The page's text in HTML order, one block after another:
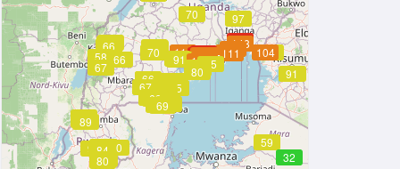
91
70
80
91
84
97
66
59
98
91
80
74
86
148
86
32
104
91
113
136
67
66
66
7166
117
70
65
147
87
80
84
151
85
91 111
58
66
68
68
85
74
65
152
114
74
80
69
86
89
111
67
68
69
142
72 151
69
87
84
147
84
69
138
87
147
147
127